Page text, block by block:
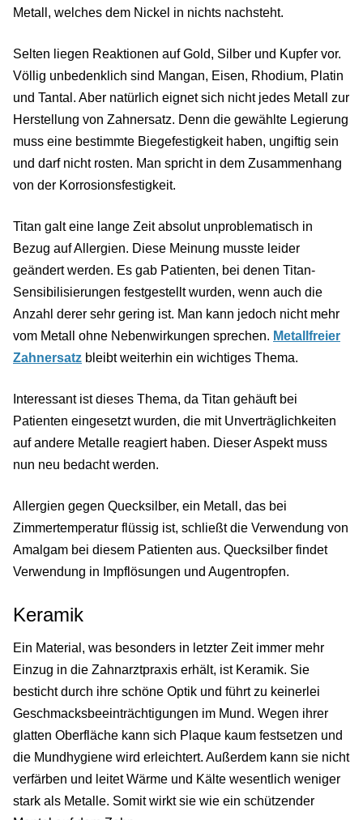
Metall, welches dem Nickel in nichts nachsteht.
Selten liegen Reaktionen auf Gold, Silber und Kupfer vor.
Völlig unbedenklich sind Mangan, Eisen, Rhodium, Platin
und Tantal. Aber natürlich eignet sich nicht jedes Metall zur
Herstellung von Zahnersatz. Denn die gewählte Legierung
muss eine bestimmte Biegefestigkeit haben, ungiftig sein
und darf nicht rosten. Man spricht in dem Zusammenhang
von der Korrosionsfestigkeit.
Titan galt eine lange Zeit absolut unproblematisch in
Bezug auf Allergien. Diese Meinung musste leider
geändert werden. Es gab Patienten, bei denen Titan-
Sensibilisierungen festgestellt wurden, wenn auch die
Anzahl derer sehr gering ist. Man kann jedoch nicht mehr
vom Metall ohne Nebenwirkungen sprechen. Metallfreier
Zahnersatz bleibt weiterhin ein wichtiges Thema.
Interessant ist dieses Thema, da Titan gehäuft bei
Patienten eingesetzt wurden, die mit Unverträglichkeiten
auf andere Metalle reagiert haben. Dieser Aspekt muss
nun neu bedacht werden.
Allergien gegen Quecksilber, ein Metall, das bei
Zimmertemperatur flüssig ist, schließt die Verwendung von
Amalgam bei diesem Patienten aus. Quecksilber findet
Verwendung in Impflösungen und Augentropfen.
Keramik
Ein Material, was besonders in letzter Zeit immer mehr
Einzug in die Zahnarztpraxis erhält, ist Keramik. Sie
besticht durch ihre schöne Optik und führt zu keinerlei
Geschmacksbeeinträchtigungen im Mund. Wegen ihrer
glatten Oberfläche kann sich Plaque kaum festsetzen und
die Mundhygiene wird erleichtert. Außerdem kann sie nicht
verfärben und leitet Wärme und Kälte wesentlich weniger
stark als Metalle. Somit wirkt sie wie ein schützender